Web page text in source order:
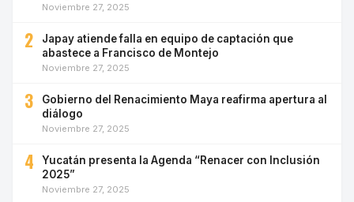
Noviembre 27, 2025
2
Japay atiende falla en equipo de captación que
abastece a Francisco de Montejo
Noviembre 27, 2025
3
Gobierno del Renacimiento Maya reafirma apertura al
diálogo
Noviembre 27, 2025
4
Yucatán presenta la Agenda “Renacer con Inclusión
2025”
Noviembre 27, 2025